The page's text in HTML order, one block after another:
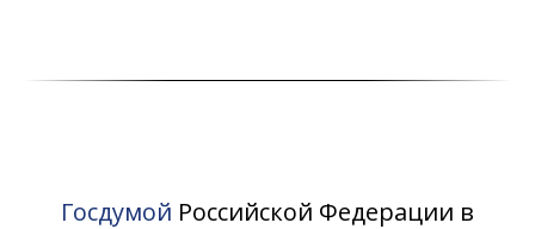
Госдумой Российской Федерации в